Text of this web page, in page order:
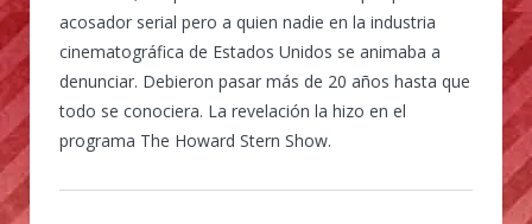
acosador serial pero a quien nadie en la industria
cinematográfica de Estados Unidos se animaba a
denunciar. Debieron pasar más de 20 años hasta que
todo se conociera. La revelación la hizo en el
programa The Howard Stern Show.